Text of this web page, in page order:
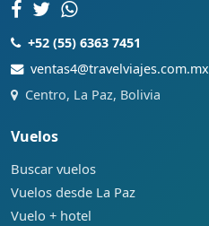
+52 (55) 6363 7451
ventas4@travelviajes.com.mx
Centro, La Paz, Bolivia
Vuelos
Buscar vuelos
Vuelos desde La Paz
Vuelo + hotel